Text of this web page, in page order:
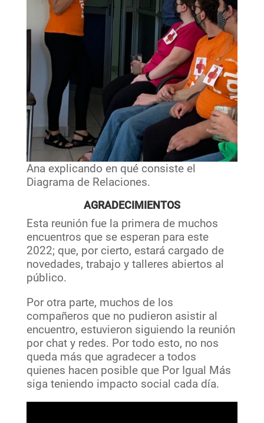
Ana explicando en qué consiste el
Diagrama de Relaciones.
AGRADECIMIENTOS
Esta reunión fue la primera de muchos
encuentros que se esperan para este
2022; que, por cierto, estará cargado de
novedades, trabajo y talleres abiertos al
público.
Por otra parte, muchos de los
compañeros que no pudieron asistir al
encuentro, estuvieron siguiendo la reunión
por chat y redes. Por todo esto, no nos
queda más que agradecer a todos
quienes hacen posible que Por Igual Más
siga teniendo impacto social cada día.